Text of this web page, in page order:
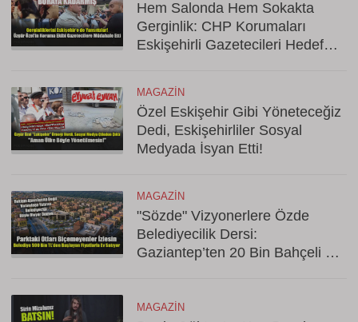
Hem Salonda Hem Sokakta
Gerginlik: CHP Korumaları
Eskişehirli Gazetecileri Hedef
MAGAZIN
Özel Eskişehir Gibi Yöneteceğiz
Dedi, Eskişehirliler Sosyal
Medyada İsyan Etti!
MAGAZIN
"Sözde" Vizyonerlere Özde
Belediyecilik Dersi:
Gaziantep’ten 20 Bin Bahçeli Ev
MAGAZIN